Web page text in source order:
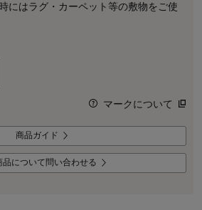
にはラグ・カーペット等の敷物をご使
マークについて
商品ガイド
品について問い合わせる